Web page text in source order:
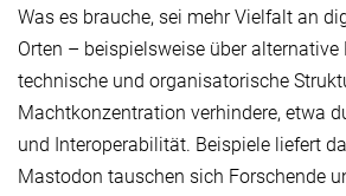
Was es brauche, sei mehr Vielfalt an
Orten – beispielsweise über alternative
technische und organisatorische
Machtkonzentration verhindere, etwa
und Interoperabilität. Beispiele liefert
Mastodon tauschen sich Forschende